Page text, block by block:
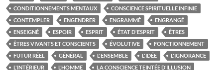
CONDITIONNEMENTS MENTAUX
CONSCIENCE SPIRITUELLE INFINIE
CONTEMPLER
ENGENDRER ENGRAMMÉ
ENGRANGÉ
ENSEIGNÉ
ESPOIR ESPRIT ÉTAT D'ESPRIT
ÊTRES
ÊTRES VIVANTS ET CONSCIENTS
ÉVOLUTIVE
FONCTIONNEMENT
FUTUR RÉEL
GÉNÉRAL L'ENSEMBLE L'IDÉE
L'IGNORANCE
L'INTÉRIEUR
L’HOMME
LA CONSCIENCE TEINTÉE D’ILLUSION